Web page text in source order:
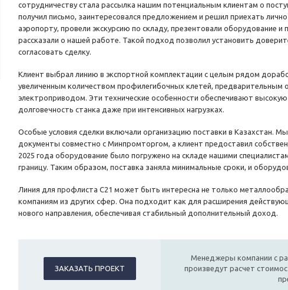
сотрудничеству стала рассылка нашим потенциальным клиентам о
получил письмо, заинтересовался предложением и решил приехать
аэропорту, провели экскурсию по складу, презентовали оборудование и
рассказали о нашей работе. Такой подход позволил установить
согласовать сделку.
Клиент выбрал линию в экспортной комплектации с целым рядом
увеличенным количеством профилегибочных клетей,
электроприводом. Эти технические особенности обеспечивают
долговечность станка даже при интенсивных нагрузках.
Особые условия сделки включали организацию поставки в Казахстан.
документы совместно с Минпромторгом, а клиент предоставил
2025 года оборудование было погружено на складе нашими
границу. Таким образом, поставка заняла минимальные сроки, и
Линия для профлиста С21 может быть интересна не только
компаниям из других сфер. Она подходит как для расширения
нового направления, обеспечивая стабильный дополнительный доход.
ЗАКАЗАТЬ ПРОЕКТ
Менеджеры компании с
произведут расчет